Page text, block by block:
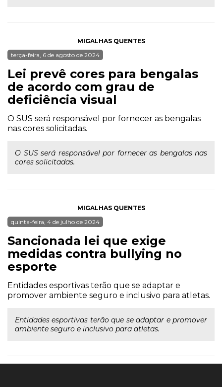
MIGALHAS QUENTES
terça-feira, 6 de agosto de 2024
Lei prevê cores para bengalas
de acordo com grau de
deficiência visual
O SUS será responsável por fornecer as bengalas
nas cores solicitadas.
O SUS será responsável por fornecer as bengalas nas
cores solicitadas.
MIGALHAS QUENTES
quinta-feira, 4 de julho de 2024
Sancionada lei que exige
medidas contra bullying no
esporte
Entidades esportivas terão que se adaptar e
promover ambiente seguro e inclusivo para atletas.
Entidades esportivas terão que se adaptar e promover
ambiente seguro e inclusivo para atletas.